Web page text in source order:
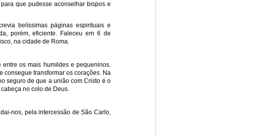
que pudesse aconselhar bispos e
belíssimas páginas espirituais e
porém, eficiente. Faleceu em 6 de
na cidade de Roma.
entre os mais humildes e pequeninos.
consegue transformar os corações. Na
seguro de que a união com Cristo é o
no colo de Deus.
nos, pela intercessão de São Carlo,